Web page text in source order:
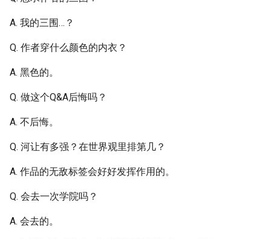
A. 我的三围…？
Q. 作者穿什么颜色的内衣？
A. 黑色的。
Q. 做这个Q&A后悔吗？
A. 不后悔。
Q. 河让有多强？在世界观里排第几？
A. 作品的无敌标签会好好发挥作用的。
Q. 会去一次学院吗？
A. 会去的。